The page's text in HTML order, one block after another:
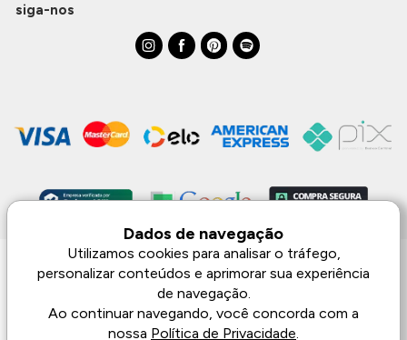
siga-nos
Monjuá | CNPJ 98.102.650/0083-99 | Av. Júlio de Castilhos, 1553 - 02 - Três
Passos | © Todos os direitos reservados
As imagens aqui apresentadas são meramente lustrativas, podendo haver
diferença de tonalidade dependendo do monitor.
Dados de navegação
Utilizamos cookies para analisar o tráfego,
personalizar conteúdos e aprimorar sua experiência
de navegação.
Ao continuar navegando, você concorda com a
nossa Política de Privacidade.